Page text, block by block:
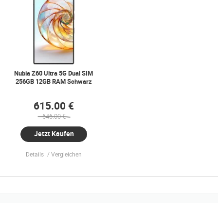
Nubia Z60 Ultra 5G Dual SIM
256GB 12GB RAM Schwarz
615.00 €
646.00 €
Jetzt Kaufen
Details Vergleichen